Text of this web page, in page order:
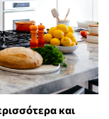
και